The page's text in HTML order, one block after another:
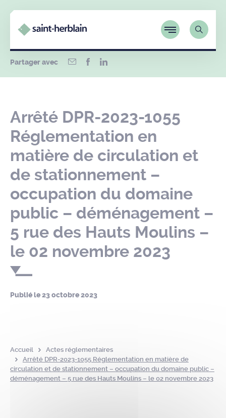
Partager avec
Arrêté DPR-2023-1055
Réglementation en
matière de circulation et
de stationnement –
occupation du domaine
public – déménagement –
5 rue des Hauts Moulins –
le 02 novembre 2023
Publié le23 octobre 2023
Accueil
Actes réglementaires
Arrêté DPR-2023-1055 Réglementation en matière de
circulation et de stationnement – occupation du domaine public –
déménagement – 5 rue des Hauts Moulins – le 02 novembre 2023